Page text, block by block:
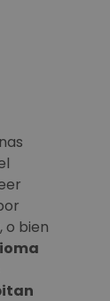
o bien